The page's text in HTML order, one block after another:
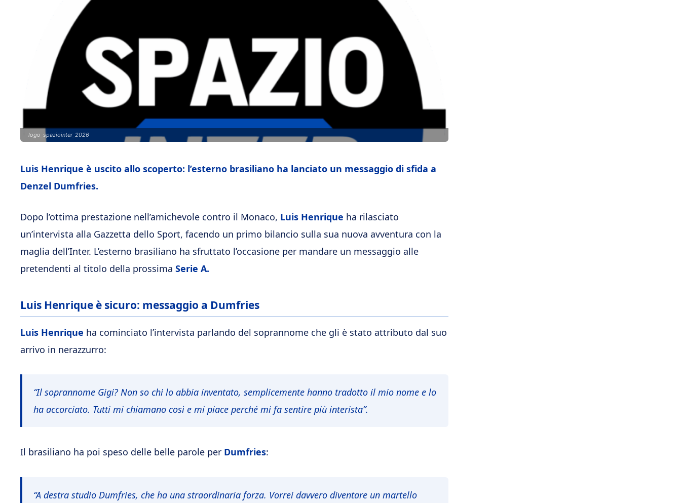
logo_spaziointer_2026
Luis Henrique è uscito allo scoperto: l’esterno brasiliano ha lanciato un messaggio di sfida a
Denzel Dumfries.
Dopo l’ottima prestazione nell’amichevole contro il Monaco, Luis Henrique ha rilasciato
un’intervista alla Gazzetta dello Sport, facendo un primo bilancio sulla sua nuova avventura con la
maglia dell’Inter. L’esterno brasiliano ha sfruttato l’occasione per mandare un messaggio alle
pretendenti al titolo della prossima Serie A.
Luis Henrique è sicuro: messaggio a Dumfries
Luis Henrique ha cominciato l’intervista parlando del soprannome che gli è stato attributo dal suo
arrivo in nerazzurro:
“Il soprannome Gigi? Non so chi lo abbia inventato, semplicemente hanno tradotto il mio nome e lo
ha accorciato. Tutti mi chiamano così e mi piace perché mi fa sentire più interista”.
Il brasiliano ha poi speso delle belle parole per Dumfries:
“A destra studio Dumfries, che ha una straordinaria forza. Vorrei davvero diventare un martello